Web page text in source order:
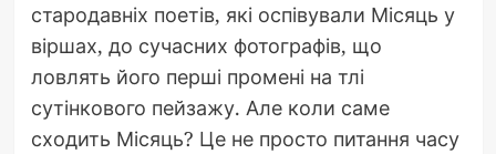
стародавніх поетів, які оспівували Місяць у
віршах, до сучасних фотографів, що
ловлять його перші промені на тлі
сутінкового пейзажу. Але коли саме
сходить Місяць? Це не просто питання часу